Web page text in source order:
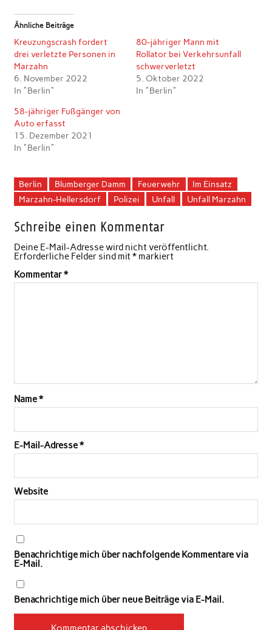
Ähnliche Beiträge
Kreuzungscrash fordert
drei verletzte Personen in
Marzahn
6. November 2022
In "Berlin"
80-jähriger Mann mit
Rollator bei Verkehrsunfall
schwerverletzt
5. Oktober 2022
In "Berlin"
58-jähriger Fußgänger von
Auto erfasst
15. Dezember 2021
In "Berlin"
Berlin Blumberger Damm Feuerwehr
Im Einsatz
Marzahn-Hellersdorf
Polizei Unfall Unfall Marzahn
Schreibe einen Kommentar
Deine E-Mail-Adresse wird nicht veröffentlicht.
Erforderliche Felder sind mit*markiert
Kommentar*
Name*
E-Mail-Adresse*
Website
Benachrichtige mich über nachfolgende Kommentare via
E-Mail.
Benachrichtige mich über neue Beiträge via E-Mail.